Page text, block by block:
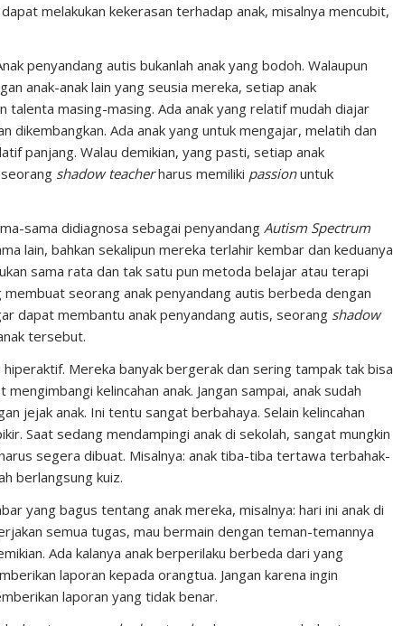
melakukan kekerasan terhadap anak, misalnya mencubit,
penyandang autis bukanlah anak yang bodoh. Walaupun
anak-anak lain yang seusia mereka, setiap anak
talenta masing-masing. Ada anak yang relatif mudah diajar
Ada anak yang untuk mengajar, melatih dan
panjang. Walau demikian, yang pasti, setiap anak
shadow teacherharus memiliki passionuntuk
sama didiagnosa sebagai penyandang Autism Spectrum
lain, bahkan sekalipun mereka terlahir kembar dan keduanya
sama rata dan tak satu pun metoda belajar atau terapi
seorang anak penyandang autis berbeda dengan
dapat membantu anak penyandang autis, seorang shadow
tersebut.
Mereka banyak bergerak dan sering tampak tak bisa
kelincahan anak. Jangan sampai, anak sudah
jejak anak. Ini tentu sangat berbahaya. Selain kelincahan
Saat sedang mendampingi anak di sekolah, sangat mungkin
segera dibuat. Misalnya: anak tiba-tiba tertawa terbahak-
berlangsung kuiz.
yang bagus tentang anak mereka, misalnya: hari ini anak di
semua tugas, mau bermain dengan teman-temannya
Ada kalanya anak berperilaku berbeda dari yang
laporan kepada orangtua. Jangan karena ingin
laporan yang tidak benar.